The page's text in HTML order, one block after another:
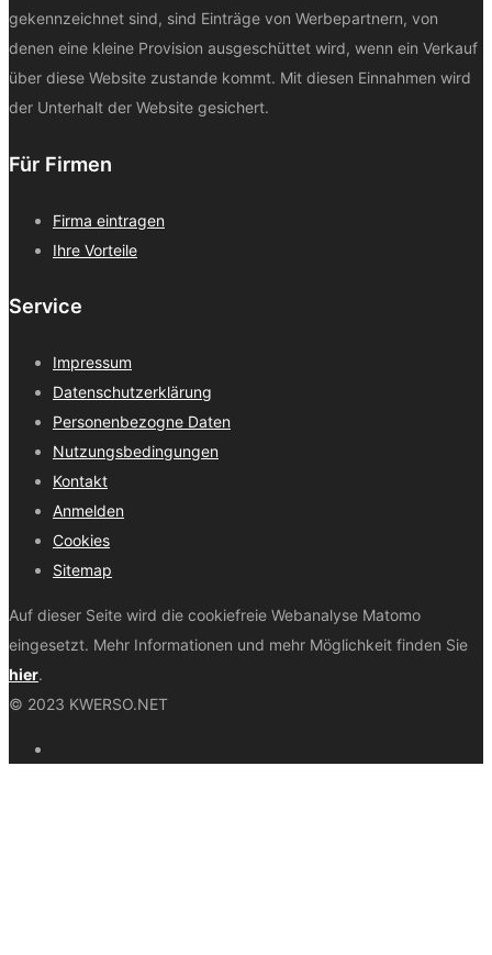
gekennzeichnet sind, sind Einträge von Werbepartnern, von
denen eine kleine Provision ausgeschüttet wird, wenn ein Verkauf
über diese Website zustande kommt. Mit diesen Einnahmen wird
der Unterhalt der Website gesichert.
Für Firmen
Firma eintragen
Ihre Vorteile
Service
Impressum
Datenschutzerklärung
Personenbezogne Daten
Nutzungsbedingungen
Kontakt
Anmelden
Cookies
Sitemap
Auf dieser Seite wird die cookiefreie Webanalyse Matomo
eingesetzt. Mehr Informationen und mehr Möglichkeit finden Sie
hier.
© 2023 KWERSO.NET